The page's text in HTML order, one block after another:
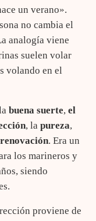
un verano».
no cambia el
analogía viene
suelen volar
volando en el
buena suerte, el
, la pureza,
renovación. Era un
los marineros y
siendo
proviene de